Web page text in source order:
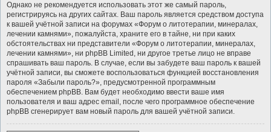
Однако не рекомендуется использовать этот же самый пароль,
регистрируясь на других сайтах. Ваш пароль является средством доступа
к вашей учётной записи на форумах «Форум о литотерапии, минералах,
лечении камнями», пожалуйста, храните его в тайне, ни при каких
обстоятельствах ни представители «Форум о литотерапии, минералах,
лечении камнями», ни phpBB Limited, ни другое третье лицо не вправе
спрашивать ваш пароль. В случае, если вы забудете ваш пароль к вашей
учётной записи, вы сможете воспользоваться функцией восстановления
пароля «Забыли пароль?», предусмотренной программным
обеспечением phpBB. Вам будет необходимо ввести ваше имя
пользователя и ваш адрес email, после чего программное обеспечение
phpBB сгенерирует вам новый пароль для вашей учётной записи.